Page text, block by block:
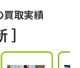
買取実績